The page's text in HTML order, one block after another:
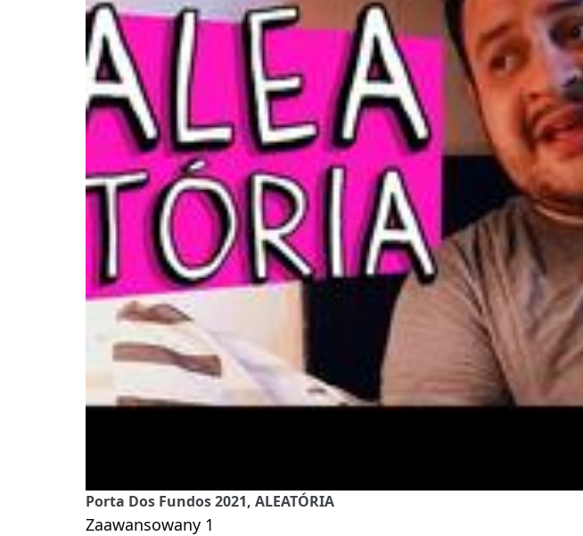
Porta Dos Fundos 2021, ALEATÓRIA
Zaawansowany 1